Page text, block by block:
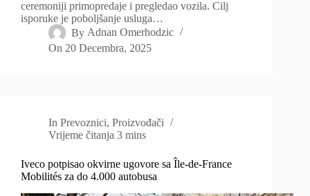
ceremoniji primopredaje i pregledao vozila. Cilj
isporuke je poboljšanje usluga…
By Adnan Omerhodzic
On 20 Decembra, 2025
In Prevoznici,Proizvođači
Vrijeme čitanja 3 mins
Iveco potpisao okvirne ugovore sa Île-de-France
Mobilités za do 4.000 autobusa